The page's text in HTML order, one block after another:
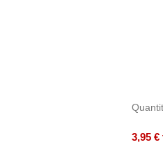
3,95 €